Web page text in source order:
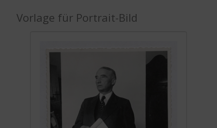
Vorlage für Portrait-Bild